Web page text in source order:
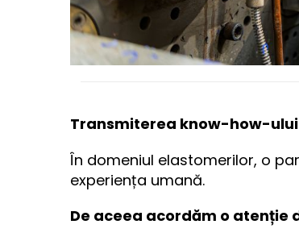
Transmiterea know-how-
În domeniul elastomerilor, o
experiența umană.
De aceea acordăm o